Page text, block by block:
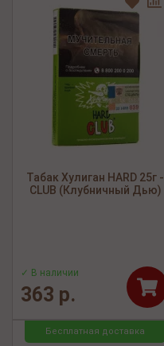
Табак Хулиган HARD 25г -
CLUB (Клубничный Дью)
✓ В наличии
363 р.
Бесплатная доставка